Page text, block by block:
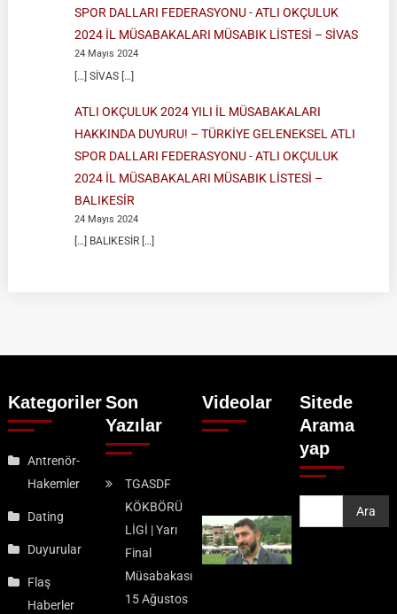
SPOR DALLARI FEDERASYONU-ATLI OKÇULUK
2024 İL MÜSABAKALARI MÜSABIK LİSTESİ – SİVAS
24 Mayıs 2024
[…] SİVAS […]
ATLI OKÇULUK 2024 YILI İL MÜSABAKALARI
HAKKINDA DUYURU! – TÜRKİYE GELENEKSEL ATLI
SPOR DALLARI FEDERASYONU-ATLI OKÇULUK
2024 İL MÜSABAKALARI MÜSABIK LİSTESİ –
BALIKESİR
24 Mayıs 2024
[…] BALIKESİR […]
Kategoriler
Antrenör-
Hakemler
Dating
Duyurular
Flaş
Haberler
Son
Yazılar
TGASDF
KÖKBÖRÜ
LİGİ | Yarı
Final
Müsabakası
15 Ağustos
Videolar
Sitede
Arama
yap
Ara